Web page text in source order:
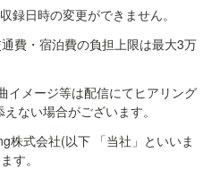
録日時の変更ができません。
費・宿泊費の負担上限は最大3万
イメージ等は配信にてヒアリング
ない場合がございます。
株式会社(以下 「当社」といいま
す。